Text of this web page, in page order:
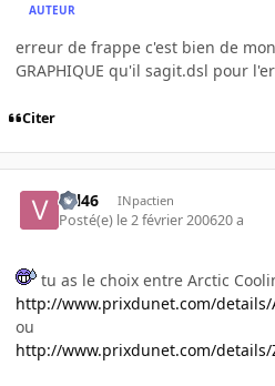
AUTEUR
erreur de frappe c'est bien de
GRAPHIQUE qu'il sagit.dsl pour
Citer
val46 INpactien
Posté(e) le 2 février 200620 a
tu as le choix entre Arctic
http://www.prixdunet.com/details/
ou
http://www.prixdunet.com/details/